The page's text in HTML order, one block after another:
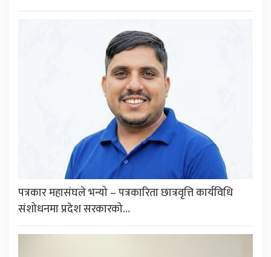
पत्रकार महासंघले भन्यो – पत्रकारिता छात्रवृत्ति कार्यविधि
संशोधनमा प्रदेश सरकारको…